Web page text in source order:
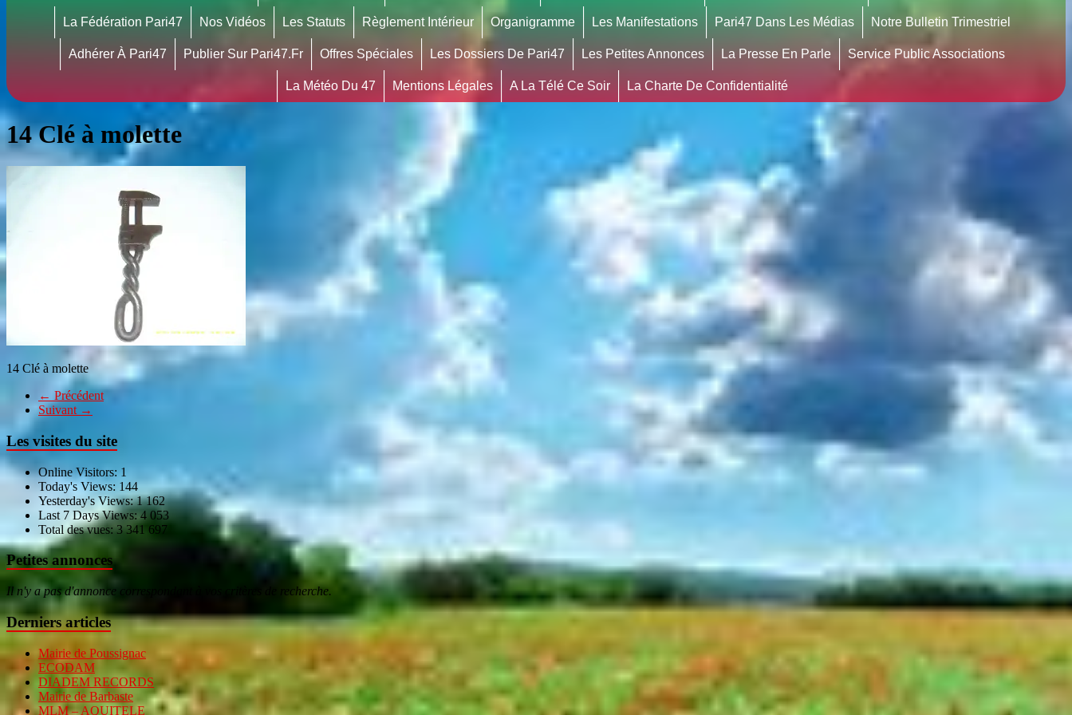
La Fédération Pari47 Nos Vidéos Les Statuts Règlement Intérieur Organigramme Les Manifestations Pari47 Dans Les Médias Notre Bulletin Trimestriel
Adhérer À Pari47 Publier Sur Pari47.fr Offres Spéciales Les Dossiers De Pari47 Les Petites Annonces La Presse En Parle Service Public Associations
La Météo Du 47 Mentions Légales A La Télé Ce Soir La Charte De Confidentialité
14 Clé à molette
14 Clé à molette
← Précédent
Suivant →
Les visites du site
Online Visitors: 1
Today's Views: 144
Yesterday's Views:1 162
Last 7 Days Views: 4 053
Total des vues:3 341 697
Petites annonces
Il n'y a pas d'annonce correspondant à vos critères de recherche.
Derniers articles
Mairie de Poussignac
ECODAM
DIADEM RECORDS
Mairie de Barbaste
MLM – AQUITELE